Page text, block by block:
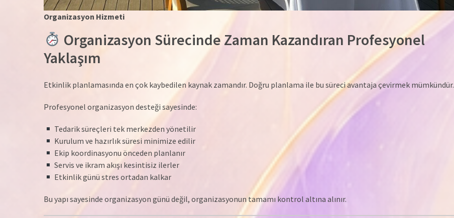
Organizasyon Hizmeti
Organizasyon Sürecinde Zaman Kazandıran Profesyonel
Yaklaşım
Etkinlik planlamasında en çok kaybedilen kaynak zamandır. Doğru planlama ile bu süreci avantaja çevirmek mümkündür.
Profesyonel organizasyon desteği sayesinde:
Tedarik süreçleri tek merkezden yönetilir
Kurulum ve hazırlık süresi minimize edilir
Ekip koordinasyonu önceden planlanır
Servis ve ikram akışı kesintisiz ilerler
Etkinlik günü stres ortadan kalkar
Bu yapı sayesinde organizasyon günü değil, organizasyonun tamamı kontrol altına alınır.